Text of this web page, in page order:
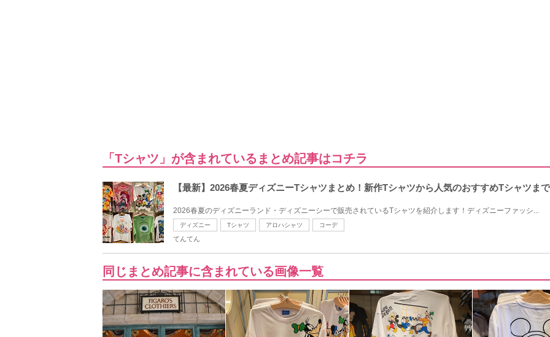
「Tシャツ」が含まれているまとめ記事はコチラ
【最新】2026春夏ディズニーTシャツまとめ！新作Tシャツから人気のおすすめTシャツま
2026春夏のディズニーランド・ディズニーシーで販売されているTシャツを紹介します！ディズニーファッシ...
ディズニー Tシャツ アロハシャツ コーデ
てんてん
同じまとめ記事に含まれている画像一覧